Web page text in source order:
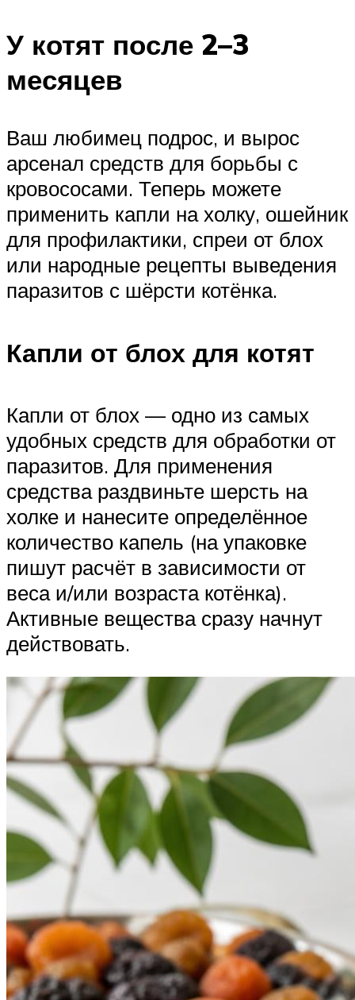
У котят после 2–3
месяцев
Ваш любимец подрос, и вырос
арсенал средств для борьбы с
кровососами. Теперь можете
применить капли на холку, ошейник
для профилактики, спреи от блох
или народные рецепты выведения
паразитов с шёрсти котёнка.
Капли от блох для котят
Капли от блох — одно из самых
удобных средств для обработки от
паразитов. Для применения
средства раздвиньте шерсть на
холке и нанесите определённое
количество капель (на упаковке
пишут расчёт в зависимости от
веса и/или возраста котёнка).
Активные вещества сразу начнут
действовать.